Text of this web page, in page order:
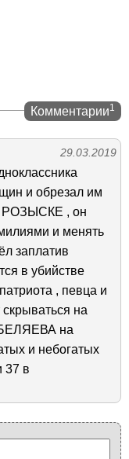
Комментарии1
29.03.2019
и обрезал им
РОЗЫСКЕ , он
и менять
заплатив
в убийстве
, певца и
на
на
и небогатых
37 в